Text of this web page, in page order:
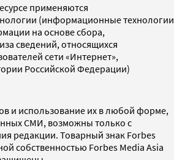
применяются
(информационные технологии
на основе сбора,
сведений, относящихся
сети «Интернет»,
Российской Федерации)
и использование их в любой форме,
СМИ, возможны только с
редакции. Товарный знак Forbes
собственностью Forbes Media Asia